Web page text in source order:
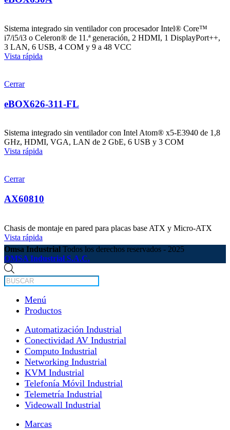
Sistema integrado sin ventilador con procesador Intel® Core™
i7/i5/i3 o Celeron® de 11.ª generación, 2 HDMI, 1 DisplayPort++,
3 LAN, 6 USB, 4 COM y 9 a 48 VCC
Vista rápida
Cerrar
eBOX626-311-FL
Sistema integrado sin ventilador con Intel Atom® x5-E3940 de 1,8
GHz, HDMI, VGA, LAN de 2 GbE, 6 USB y 3 COM
Vista rápida
Cerrar
AX60810
Chasis de montaje en pared para placas base ATX y Micro-ATX
Vista rápida
Omsa Industrial Todos los derechos reservados - 2025
OMSA Industrial S.A.C.
de
productos
Menú
Productos
Automatización Industrial
Conectividad AV Industrial
Computo Industrial
Networking Industrial
KVM Industrial
Telefonía Móvil Industrial
Telemetría Industrial
Videowall Industrial
Marcas